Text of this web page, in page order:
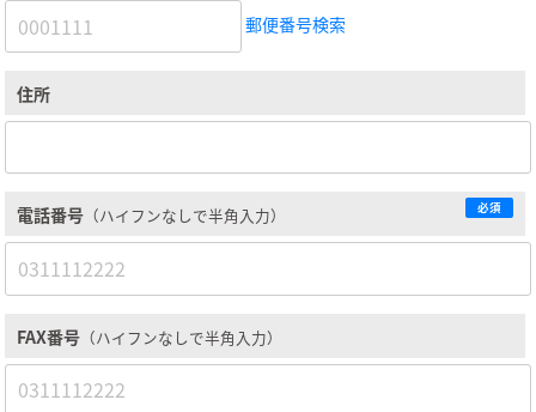
郵便番号検索
住所
電話番号 （ハイフンなしで半角入力） 必須
FAX番号 （ハイフンなしで半角入力）